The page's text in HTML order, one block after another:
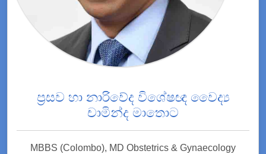
ප්‍රසව හා නාරිවේද විශේෂඥ වෛද්‍ය
චාමින්ද මාතොට
MBBS (Colombo), MD Obstetrics & Gynaecology